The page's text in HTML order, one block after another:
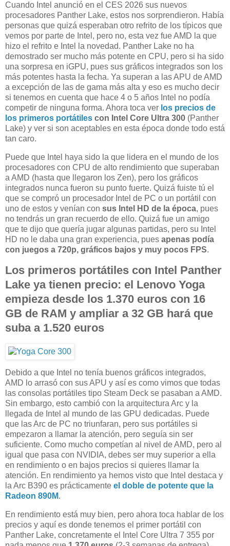
Cuando Intel anunció en el CES 2026 sus nuevos
procesadores Panther Lake, estos nos sorprendieron. Había
personas que quizá esperaban otro refrito de los típicos que
vemos por parte de Intel, pero no, esta vez fue AMD la que
hizo el refrito e Intel la novedad. Panther Lake no ha
demostrado ser mucho más potente en CPU, pero si ha sido
una sorpresa en iGPU, pues sus gráficos integrados son los
más potentes hasta la fecha. Ya superan a las APU de AMD
a excepción de las de gama más alta y eso es mucho decir
si tenemos en cuenta que hace 4 o 5 años Intel no podía
competir de ninguna forma. Ahora toca ver los precios de
los primeros portátiles con Intel Core Ultra 300 (Panther
Lake) y ver si son aceptables en esta época donde todo está
tan caro.
Puede que Intel haya sido la que lidera en el mundo de los
procesadores con CPU de alto rendimiento que superaban
a AMD (hasta que llegaron los Zen), pero los gráficos
integrados nunca fueron su punto fuerte. Quizá fuiste tú el
que se compró un procesador Intel de PC o un portátil con
uno de estos y venían con sus Intel HD de la época, pues
no tendrás un gran recuerdo de ello. Quizá fue un amigo
que te dijo que quería jugar algunas partidas, pero su Intel
HD no le daba una gran experiencia, pues apenas podía
con juegos a 720p, gráficos bajos y muy pocos FPS.
Los primeros portátiles con Intel Panther
Lake ya tienen precio: el Lenovo Yoga
empieza desde los 1.370 euros con 16
GB de RAM y ampliar a 32 GB hará que
suba a 1.520 euros
Debido a que Intel no tenía buenos gráficos integrados,
AMD lo arrasó con sus APU y así es como vimos que todas
las consolas portátiles tipo Steam Deck se pasaban a AMD.
Sin embargo, esto cambió con la arquitectura Arc y la
llegada de Intel al mundo de las GPU dedicadas. Puede
que las Arc de PC no triunfaran, pero sus portátiles si
empezaron a llamar la atención, pero seguía sin ser
suficiente. Como mucho competían al nivel de AMD, pero al
igual que pasa con NVIDIA, debes ser muy superior a ella
en rendimiento o en bajos precios si quieres llamar la
atención. En rendimiento ya hemos visto que Intel destaca y
la Arc B390 es prácticamente el doble de potente que la
Radeon 890M.
En rendimiento está muy bien, pero ahora toca hablar de los
precios y aquí es donde tenemos el primer portátil con
Panther Lake, concretamente el Intel Core Ultra 7 355 por